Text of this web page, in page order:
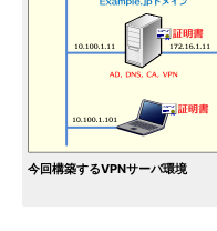
今回構築するVPNサーバ環境